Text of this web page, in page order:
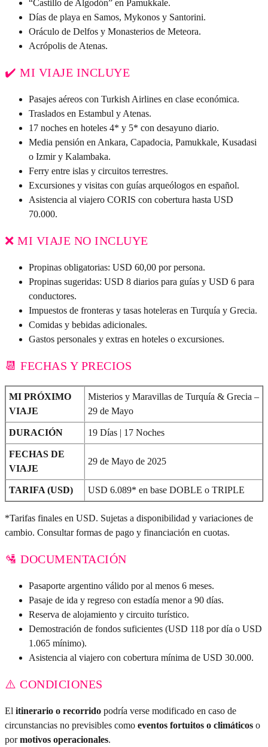
“Castillo de Algodón” en Pamukkale.
Días de playa en Samos, Mykonos y Santorini.
Oráculo de Delfos y Monasterios de Meteora.
Acrópolis de Atenas.
✔️ MI VIAJE INCLUYE
Pasajes aéreos con Turkish Airlines en clase económica.
Traslados en Estambul y Atenas.
17 noches en hoteles 4* y 5* con desayuno diario.
Media pensión en Ankara, Capadocia, Pamukkale, Kusadasi
o Izmir y Kalambaka.
Ferry entre islas y circuitos terrestres.
Excursiones y visitas con guías arqueólogos en español.
Asistencia al viajero CORIS con cobertura hasta USD
70.000.
❌ MI VIAJE NO INCLUYE
Propinas obligatorias: USD 60,00 por persona.
Propinas sugeridas: USD 8 diarios para guías y USD 6 para
conductores.
Impuestos de fronteras y tasas hoteleras en Turquía y Grecia.
Comidas y bebidas adicionales.
Gastos personales y extras en hoteles o excursiones.
📆 FECHAS Y PRECIOS
MI PRÓXIMO
VIAJE
Misterios y Maravillas de Turquía & Grecia –
29 de Mayo
DURACIÓN 19 Días | 17 Noches
FECHAS DE
VIAJE
29 de Mayo de 2025
TARIFA (USD) USD 6.089* en base DOBLE o TRIPLE
*Tarifas finales en USD. Sujetas a disponibilidad y variaciones de
cambio. Consultar formas de pago y financiación en cuotas.
🛂 DOCUMENTACIÓN
Pasaporte argentino válido por al menos 6 meses.
Pasaje de ida y regreso con estadía menor a 90 días.
Reserva de alojamiento y circuito turístico.
Demostración de fondos suficientes (USD 118 por día o USD
1.065 mínimo).
Asistencia al viajero con cobertura mínima de USD 30.000.
⚠️ CONDICIONES
El itinerario o recorrido podría verse modificado en caso de
circunstancias no previsibles como eventos fortuitos o climáticos o
pormotivos operacionales.